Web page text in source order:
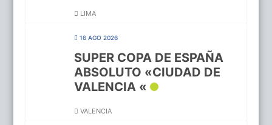
LIMA
16 AGO 2026
SUPER COPA DE ESPAÑA
ABSOLUTO «CIUDAD DE
VALENCIA «
VALENCIA